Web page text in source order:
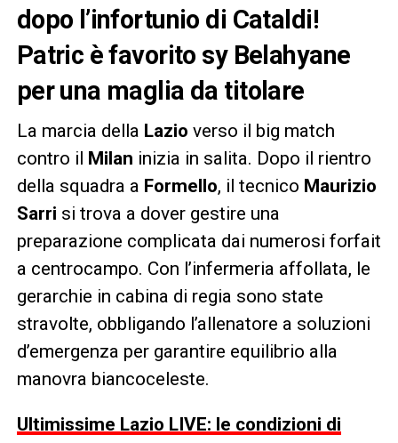
dopo l’infortunio di Cataldi!
Patric è favorito sy Belahyane
per una maglia da titolare
La marcia della Lazio verso il big match
contro il Milan inizia in salita. Dopo il rientro
della squadra a Formello, il tecnico Maurizio
Sarri si trova a dover gestire una
preparazione complicata dai numerosi forfait
a centrocampo. Con l’infermeria affollata, le
gerarchie in cabina di regia sono state
stravolte, obbligando l’allenatore a soluzioni
d’emergenza per garantire equilibrio alla
manovra biancoceleste.
Ultimissime Lazio LIVE: le condizioni di